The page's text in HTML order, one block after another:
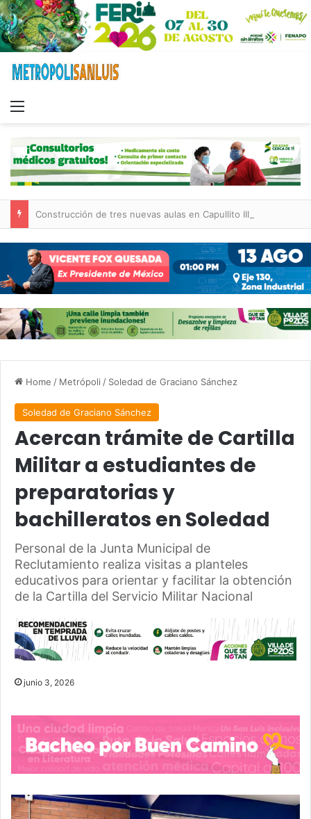
Home / Metrópoli / Soledad de Graciano Sánchez
Soledad de Graciano Sánchez
Acercan trámite de Cartilla
Militar a estudiantes de
preparatorias y
bachilleratos en Soledad
Personal de la Junta Municipal de
Reclutamiento realiza visitas a planteles
educativos para orientar y facilitar la obtención
de la Cartilla del Servicio Militar Nacional
junio 3, 2026